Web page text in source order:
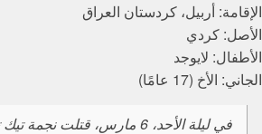
الإقامة: أربيل، كردستان العراق
الأصل: كردي
الأطفال: لايوجد
الجاني: الأخ (17 عامًا)